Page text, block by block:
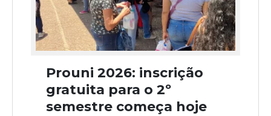
Prouni 2026: inscrição
gratuita para o 2º
semestre começa hoje